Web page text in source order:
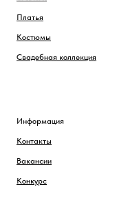
Платья
Костюмы
Свадебная коллекция
Информация
Контакты
Вакансии
Конкурс